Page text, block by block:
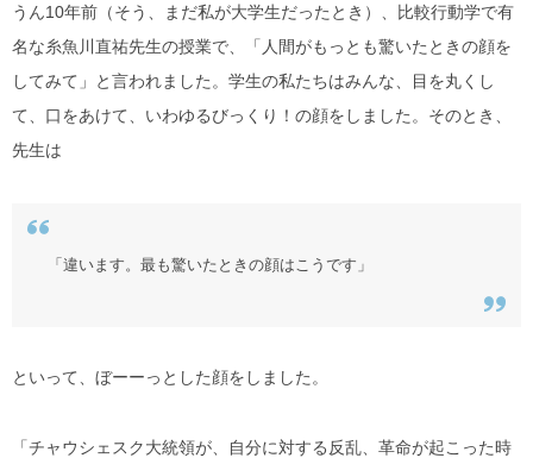
うん10年前（そう、まだ私が大学生だったとき）、比較行動学で有
名な糸魚川直祐先生の授業で、「人間がもっとも驚いたときの顔を
してみて」と言われました。学生の私たちはみんな、目を丸くし
て、口をあけて、いわゆるびっくり！の顔をしました。そのとき、
先生は
「違います。最も驚いたときの顔はこうです」
といって、ぼーーっとした顔をしました。
「チャウシェスク大統領が、自分に対する反乱、革命が起こった時